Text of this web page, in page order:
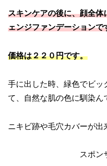
スキンケアの後に、顔全
ェンジファンデーションで
価格は２２０円です。
手に出した時、緑色でビッ
て、自然な肌の色に馴染ん
ニキビ跡や毛穴カバーが出
スポン